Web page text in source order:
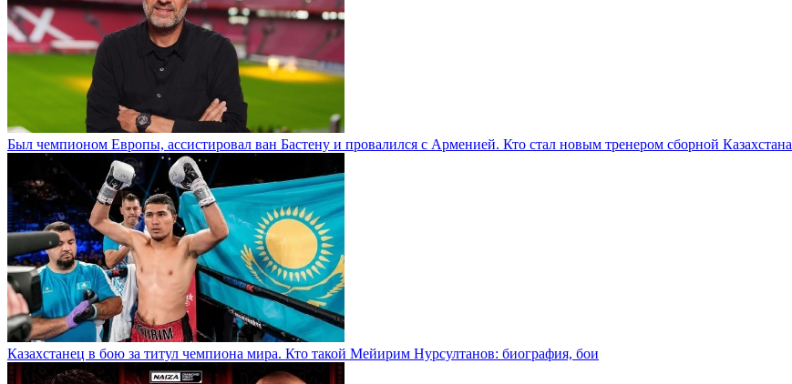
Был чемпионом Европы, ассистировал ван Бастену и провалился с Арменией. Кто стал новым тренером сборной Казахстана
Казахстанец в бою за титул чемпиона мира. Кто такой Мейирим Нурсултанов: биография, бои